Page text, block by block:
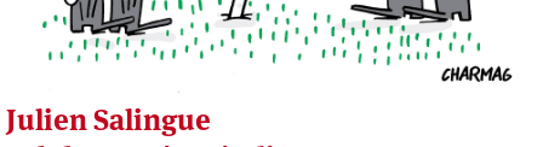
Julien Salingue